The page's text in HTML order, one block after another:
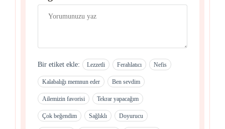
Bir etiket ekle: Lezzetli Ferahlatıcı Nefis
Kalabalığı memnun eder Ben sevdim
Ailemizin favorisi Tekrar yapacağım
Çok beğendim Sağlıklı Doyurucu